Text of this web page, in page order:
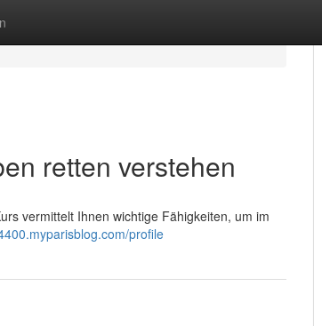
retten verstehen
vermittelt Ihnen wichtige Fähigkeiten, um im
profile